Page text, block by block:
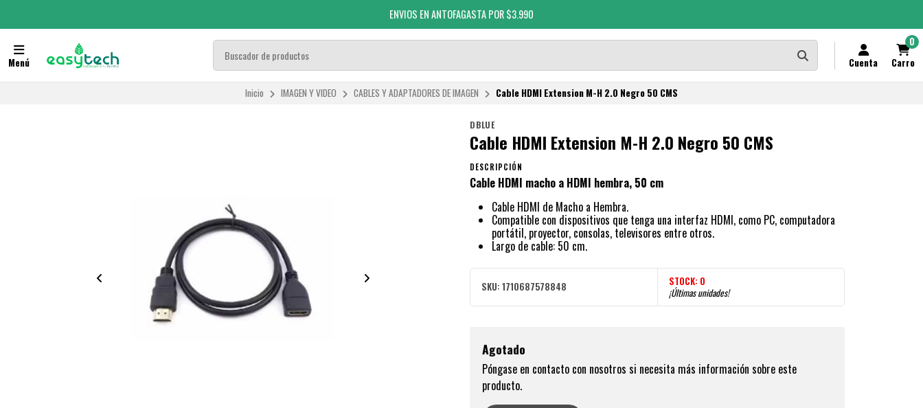
ENVIOS EN ANTOFAGASTA POR $3.990
Menú Cuenta
0
Carro
Inicio IMAGEN Y VIDEO CABLES Y ADAPTADORES DE IMAGEN Cable HDMI Extension M-H 2.0 Negro 50 CMS
DBLUE
Cable HDMI Extension M-H 2.0 Negro 50 CMS
DESCRIPCIÓN
Cable HDMI macho a HDMI hembra, 50 cm
Cable HDMI de Macho a Hembra.
Compatible con dispositivos que tenga una interfaz HDMI, como PC, computadora
portátil, proyector, consolas, televisores entre otros.
Largo de cable: 50 cm.
SKU: 1710687578848 STOCK: 0
¡Últimas unidades!
Agotado
Póngase en contacto con nosotros si necesita más información sobre este
producto.